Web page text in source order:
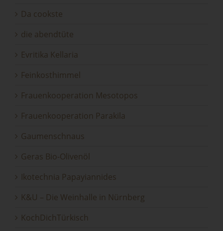
Da cookste
die abendtüte
Evritika Kellaria
Feinkosthimmel
Frauenkooperation Mesotopos
Frauenkooperation Parakila
Gaumenschnaus
Geras Bio-Olivenöl
Ikotechnia Papayiannides
K&U – Die Weinhalle in Nürnberg
KochDichTürkisch